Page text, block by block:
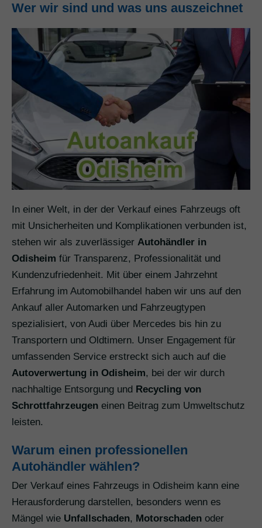
Wer wir sind und was uns auszeichnet
In einer Welt, in der der Verkauf eines Fahrzeugs oft
mit Unsicherheiten und Komplikationen verbunden ist,
stehen wir als zuverlässiger Autohändler in
Odisheim für Transparenz, Professionalität und
Kundenzufriedenheit. Mit über einem Jahrzehnt
Erfahrung im Automobilhandel haben wir uns auf den
Ankauf aller Automarken und Fahrzeugtypen
spezialisiert, von Audi über Mercedes bis hin zu
Transportern und Oldtimern. Unser Engagement für
umfassenden Service erstreckt sich auch auf die
Autoverwertung in Odisheim, bei der wir durch
nachhaltige Entsorgung und Recycling von
Schrottfahrzeugen einen Beitrag zum Umweltschutz
leisten.
Warum einen professionellen
Autohändler wählen?
Der Verkauf eines Fahrzeugs in Odisheim kann eine
Herausforderung darstellen, besonders wenn es
Mängel wie Unfallschaden, Motorschaden oder